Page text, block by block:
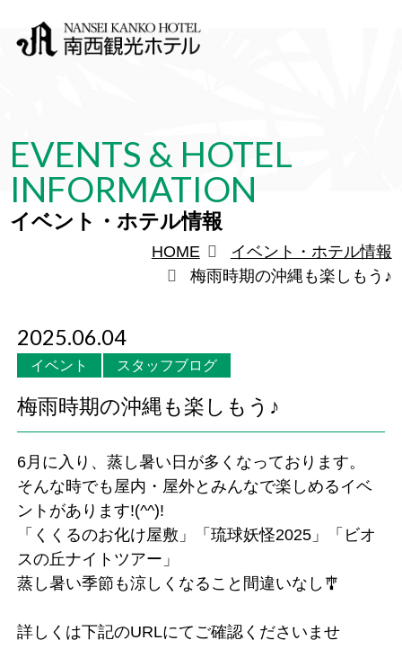
EVENTS & HOTEL
INFORMATION
イベント・ホテル情報
HOME
イベント・ホテル情報
梅雨時期の沖縄も楽しもう♪
2025.06.04
イベント スタッフブログ
梅雨時期の沖縄も楽しもう♪
6月に入り、蒸し暑い日が多くなっております。
そんな時でも屋内・屋外とみんなで楽しめるイベ
ントがあります!(^^)!
「くくるのお化け屋敷」「琉球妖怪2025」「ビオ
スの丘ナイトツアー」
蒸し暑い季節も涼しくなること間違いなし🎐
詳しくは下記のURLにてご確認くださいませ